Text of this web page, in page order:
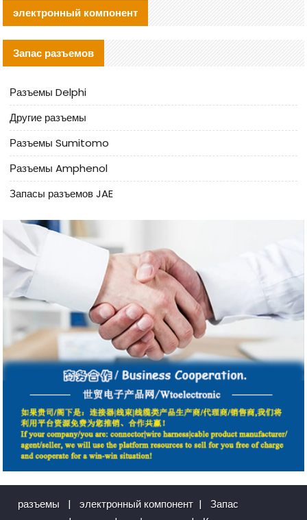
электронный компонент
Запас разъемов
Разъемы Delphi
Другие разъемы
Разъемы Sumitomo
Разъемы Amphenol
Запасы разъемов JAE
разъемы | электронный компонент |
Запас